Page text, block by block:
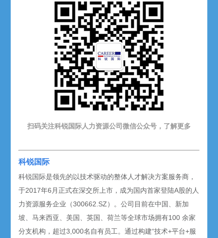
扫码关注科锐国际人力资源公司微信公众号，了解更多
科锐国际
科锐国际是领先的以技术驱动的整体人才解决方案服务商，
于2017年6月正式在深交所上市，成为国内首家登陆A股的人
力资源服务企业（300662.SZ）。公司目前在中国、新加
坡、马来西亚、美国、英国、荷兰等全球市场拥有100 余家
分支机构，超过3,000名自有员工。通过构建“技术+平台+服